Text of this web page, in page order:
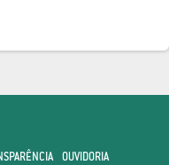
OUVIDORIA